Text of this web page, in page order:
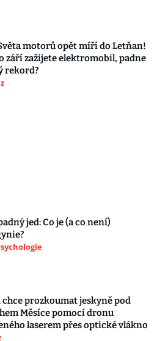
motorů opět míří do Letňan!
září zažijete elektromobil, padne
rekord?
jed: Co je (a co není)
chce prozkoumat jeskyně pod
Měsíce pomocí dronu
laserem přes optické vlákno